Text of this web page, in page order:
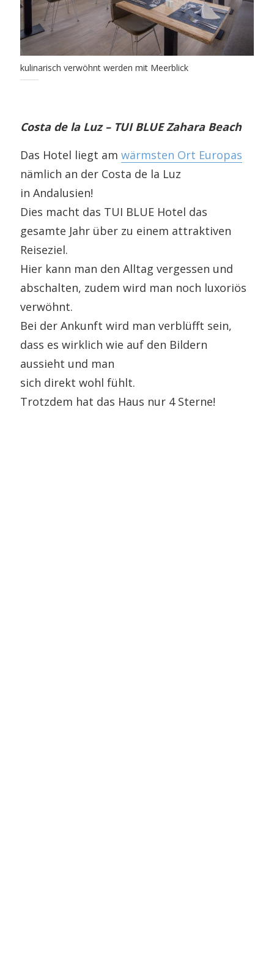
kulinarisch verwöhnt werden mit Meerblick
Costa de la Luz – TUI BLUE Zahara Beach
Das Hotel liegt amwärmsten Ort Europas
nämlich an der Costa de la Luz
in Andalusien!
Dies macht das TUI BLUE Hotel das
gesamte Jahr über zu einem attraktiven
Reiseziel.
Hier kann man den Alltag vergessen und
abschalten, zudem wird man noch luxoriös
verwöhnt.
Bei der Ankunft wird man verblüfft sein,
dass es wirklich wie auf den Bildern
aussieht und man
sich direkt wohl fühlt.
Trotzdem hat das Haus nur 4 Sterne!